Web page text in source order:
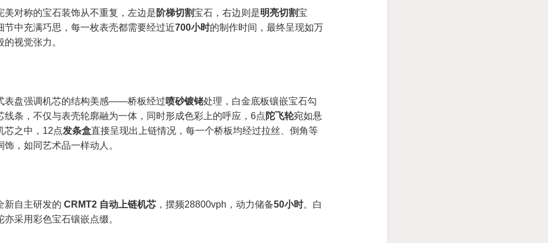
美对称的宝石装饰从不重复，左边是阶梯切割宝石，右边则是明亮切割宝
节中充满巧思，每一枚表壳都需要经过近700小时的制作时间，最终呈现如万
的视觉张力。
表盘强调机芯的结构美感——桥板经过喷砂镀铑处理，白金底板镶嵌宝石勾
线条，不仅与表壳轮廓融为一体，同时形成色彩上的呼应，6点陀飞轮宛如悬
芯之中，12点发条盒直接呈现出上链情况，每一个桥板均经过拉丝、倒角等
饰，如同艺术品一样动人。
新自主研发的 CRMT2 自动上链机芯 ，摆频28800vph，动力储备50小时。白
亦采用彩色宝石镶嵌点缀。